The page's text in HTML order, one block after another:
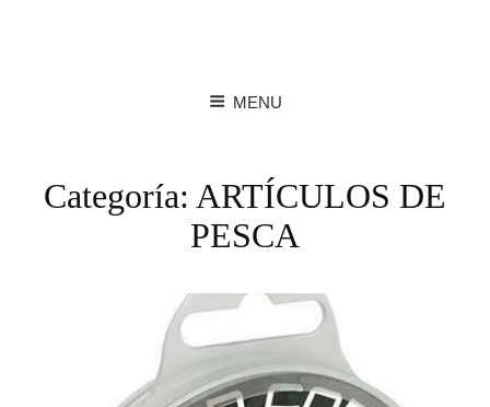
MENU
Categoría: ARTÍCULOS DE
PESCA